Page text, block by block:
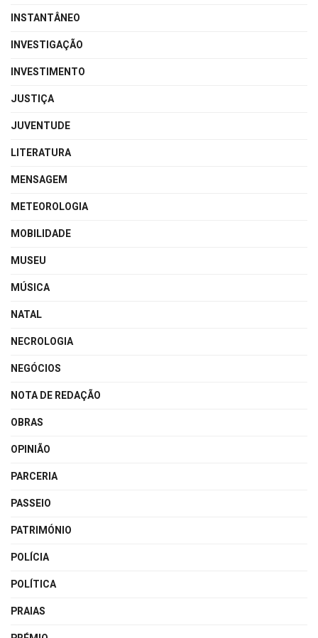
INSTANTÂNEO
INVESTIGAÇÃO
INVESTIMENTO
JUSTIÇA
JUVENTUDE
LITERATURA
MENSAGEM
METEOROLOGIA
MOBILIDADE
MUSEU
MÚSICA
NATAL
NECROLOGIA
NEGÓCIOS
NOTA DE REDAÇÃO
OBRAS
OPINIÃO
PARCERIA
PASSEIO
PATRIMÓNIO
POLÍCIA
POLÍTICA
PRAIAS